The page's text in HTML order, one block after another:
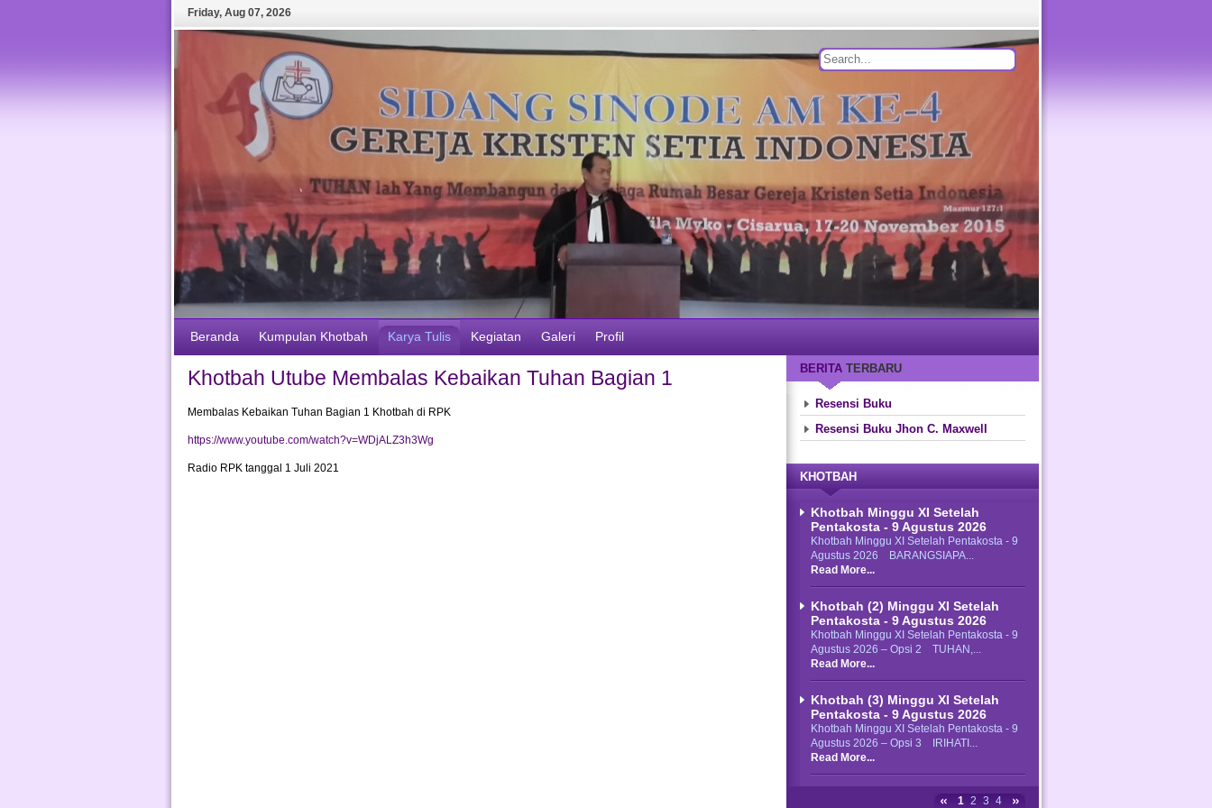
Friday, Aug 07, 2026
Beranda Kumpulan Khotbah Karya Tulis Kegiatan Galeri Profil
Khotbah Utube Membalas Kebaikan Tuhan Bagian 1
Membalas Kebaikan Tuhan Bagian 1 Khotbah di RPK
https://www.youtube.com/watch?v=WDjALZ3h3Wg
Radio RPK tanggal 1 Juli 2021
BERITATERBARU
Resensi Buku
Resensi Buku Jhon C. Maxwell
KHOTBAH
Khotbah Minggu XI Setelah
Pentakosta - 9 Agustus 2026
Khotbah Minggu XI Setelah Pentakosta - 9
Agustus 2026 BARANGSIAPA...
Read More...
Khotbah (2) Minggu XI Setelah
Pentakosta - 9 Agustus 2026
Khotbah Minggu XI Setelah Pentakosta - 9
Agustus 2026 – Opsi 2 TUHAN,...
Read More...
Khotbah (3) Minggu XI Setelah
Pentakosta - 9 Agustus 2026
Khotbah Minggu XI Setelah Pentakosta - 9
Agustus 2026 – Opsi 3 IRIHATI...
Read More...
1 2 3 4